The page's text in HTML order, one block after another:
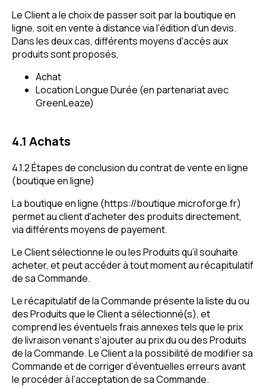
Le Client a le choix de passer soit par la boutique en
ligne, soit en vente à distance via l'édition d'un devis.
Dans les deux cas, différents moyens d'accès aux
produits sont proposés,
Achat
Location Longue Durée (en partenariat avec
GreenLeaze)
4.1 Achats
4.1.2 Étapes de conclusion du contrat de vente en ligne
(boutique en ligne)
La boutique en ligne (https://boutique.microforge.fr)
permet au client d'acheter des produits directement,
via différents moyens de payement.
Le Client sélectionne le ou les Produits qu’il souhaite
acheter, et peut accéder à tout moment au récapitulatif
de sa Commande.
Le récapitulatif de la Commande présente la liste du ou
des Produits que le Client a sélectionné(s), et
comprend les éventuels frais annexes tels que le prix
de livraison venant s’ajouter au prix du ou des Produits
de la Commande. Le Client a la possibilité de modifier sa
Commande et de corriger d’éventuelles erreurs avant
le procéder à l’acceptation de sa Commande.